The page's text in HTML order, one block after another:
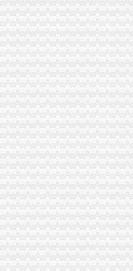
闻
检报关,WALKER
市场】-重庆赶集网
答
分析-重庆乐居
中心_新浪网